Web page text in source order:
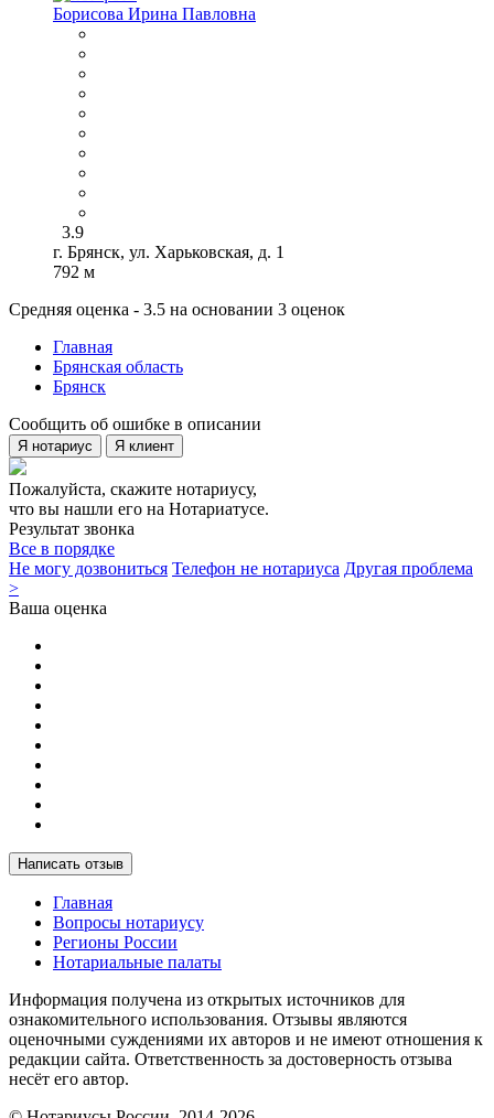
Борисова Ирина Павловна
3.9
г. Брянск, ул. Харьковская, д. 1
792 м
Средняя оценка - 3.5 на основании 3 оценок
Главная
Брянская область
Брянск
Сообщить об ошибке в описании
Я нотариус Я клиент
Пожалуйста, скажите нотариусу,
что вы нашли его на Нотариатусе.
Результат звонка
Все в порядке
Не могу дозвониться Телефон не нотариуса Другая проблема
>
Ваша оценка
Написать отзыв
Главная
Вопросы нотариусу
Регионы России
Нотариальные палаты
Информация получена из открытых источников для
ознакомительного использования. Отзывы являются
оценочными суждениями их авторов и не имеют отношения к
редакции сайта. Ответственность за достоверность отзыва
несёт его автор.